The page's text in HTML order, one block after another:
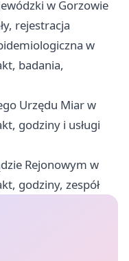
w Gorzowie
rejestracja
w
badania,
Urzędu Miar w
godziny i usługi
Rejonowym w
godziny, zespół